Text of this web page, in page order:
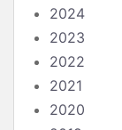
2024
2023
2022
2021
2020